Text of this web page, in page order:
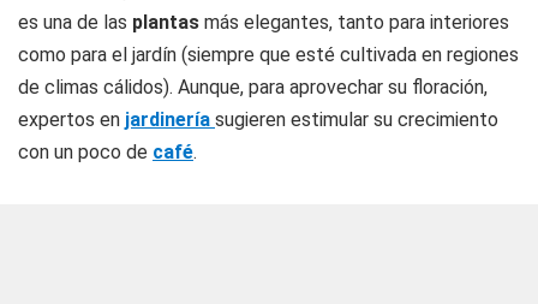
es una de las plantas más elegantes, tanto para interiores
como para el jardín (siempre que esté cultivada en regiones
de climas cálidos). Aunque, para aprovechar su floración,
expertos en jardinería sugieren estimular su crecimiento
con un poco de café.